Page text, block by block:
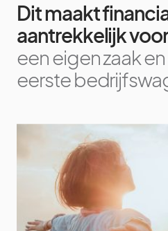
Dit maakt
aantrekkelijk
een eigen zaak
eerste